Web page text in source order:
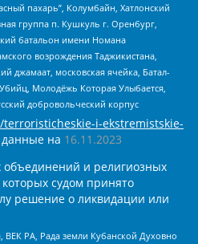
пахарь”, Колумбайн, Хатлонский
группа п. Кушкуль г. Оренбург,
батальон имени Номана
возрождения Таджикистана,
джамаат, московская ячейка, Батал-
Молодёжь Которая Улыбается,
добровольческий корпус
i-ekstremistskie-
данные на 16.11.2023
и религиозных
судом принято
решение о ликвидации или
ВЕК РА, Рада земли Кубанской Духовно